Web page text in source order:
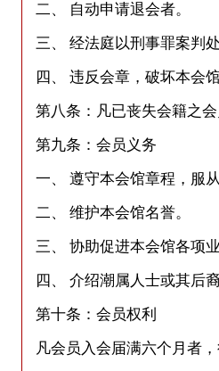
二、 自动申请退会者。
三、 经法庭以刑事罪案判处
四、 违反会章，破坏本会
第八条：凡已丧失会籍之
第九条：会员义务
一、 遵守本会馆章程，服
二、 维护本会馆名誉。
三、 协助促进本会馆各项业
四、 介绍潮属人士或其后裔
第十条：会员权利
凡会员入会届满六个月者